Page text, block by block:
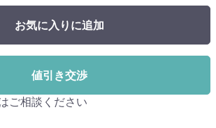
お気に入りに追加
値引き交渉
ご相談ください